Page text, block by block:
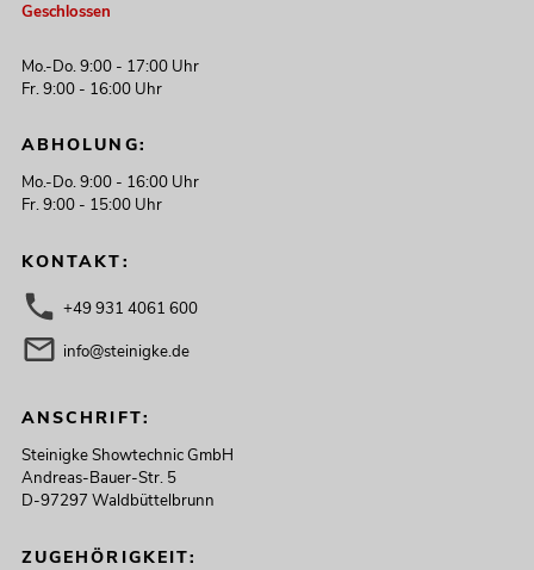
Geschlossen
Mo.-Do. 9:00 - 17:00 Uhr
Fr. 9:00 - 16:00 Uhr
ABHOLUNG:
Mo.-Do. 9:00 - 16:00 Uhr
Fr. 9:00 - 15:00 Uhr
KONTAKT:
+49 931 4061 600
info@steinigke.de
ANSCHRIFT:
Steinigke Showtechnic GmbH
Andreas-Bauer-Str. 5
D-97297 Waldbüttelbrunn
ZUGEHÖRIGKEIT: